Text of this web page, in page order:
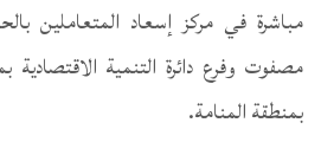
مباشرة في مركز إسعاد المتعاملين
مصفوت وفرع دائرة التنمية الاقتصادية
بمنطقة المنامة.